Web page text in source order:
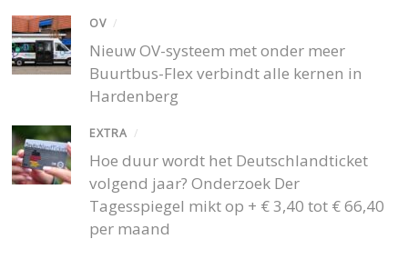
OV /
Nieuw OV-systeem met onder meer
Buurtbus-Flex verbindt alle kernen in
Hardenberg
EXTRA /
Hoe duur wordt het Deutschlandticket
volgend jaar? Onderzoek Der
Tagesspiegel mikt op + € 3,40 tot € 66,40
per maand